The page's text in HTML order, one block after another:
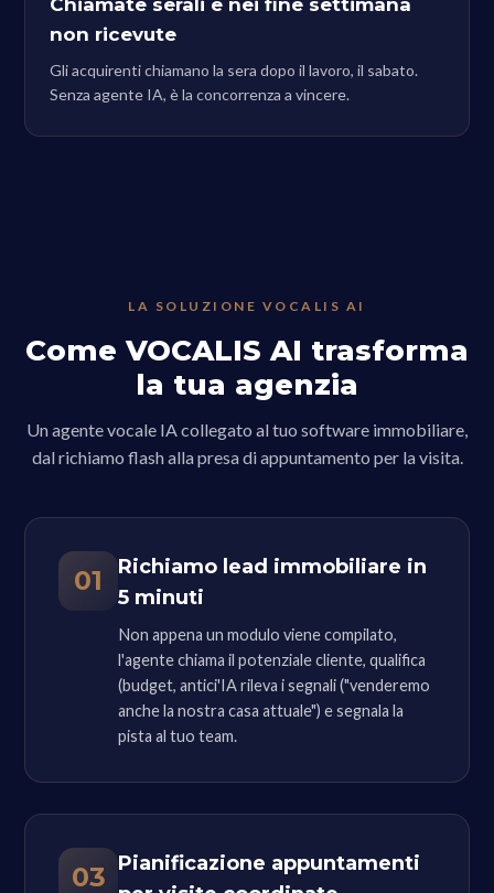
non ricevute
Gli acquirenti chiamano la sera dopo il lavoro, il sabato.
Senza agente IA, è la concorrenza a vincere.
LA SOLUZIONE VOCALIS AI
Come VOCALIS AI trasforma
la tua agenzia
Un agente vocale IA collegato al tuo software immobiliare,
dal richiamo flash alla presa di appuntamento per la visita.
01
Richiamo lead immobiliare in
5 minuti
Non appena un modulo viene compilato,
l'agente chiama il potenziale cliente, qualifica
(budget, antici'IA rileva i segnali ("venderemo
anche la nostra casa attuale") e segnala la
pista al tuo team.
03 Pianificazione appuntamenti